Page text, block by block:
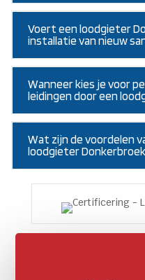
Voert een loodgieter
installatie van nieuw
Wanneer kies je voor
leidingen door een
Wat zijn de voordelen
loodgieter